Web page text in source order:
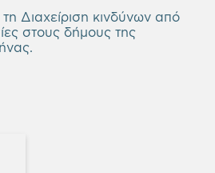
Διαχείριση κινδύνων από
στους δήμους της